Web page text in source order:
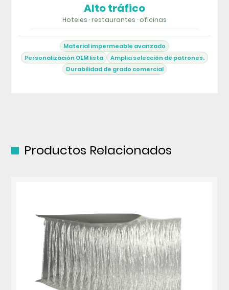
Alto tráfico
Hoteles · restaurantes · oficinas
Material impermeable avanzado
Personalización OEM lista
Amplia selección de patrones.
Durabilidad de grado comercial
Productos Relacionados